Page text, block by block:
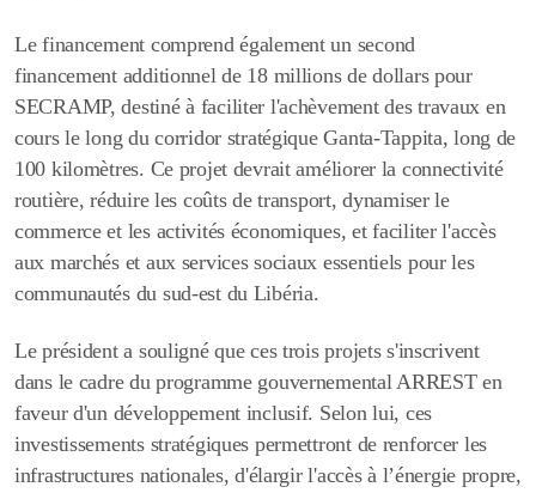
Le financement comprend également un second
financement additionnel de 18 millions de dollars pour
SECRAMP, destiné à faciliter l'achèvement des travaux en
cours le long du corridor stratégique Ganta-Tappita, long de
100 kilomètres. Ce projet devrait améliorer la connectivité
routière, réduire les coûts de transport, dynamiser le
commerce et les activités économiques, et faciliter l'accès
aux marchés et aux services sociaux essentiels pour les
communautés du sud-est du Libéria.
Le président a souligné que ces trois projets s'inscrivent
dans le cadre du programme gouvernemental ARREST en
faveur d'un développement inclusif. Selon lui, ces
investissements stratégiques permettront de renforcer les
infrastructures nationales, d'élargir l'accès à l’énergie propre,